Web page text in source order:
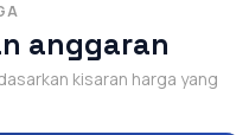
anggaran
kisaran harga yang